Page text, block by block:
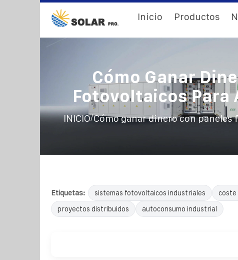
Inicio Productos
Cómo Ganar
Fotovoltaicos Para
INICIO/Cómo ganar dinero con
Etiquetas: sistemas fotovoltaicos industriales coste
proyectos distribuidos
autoconsumo industrial